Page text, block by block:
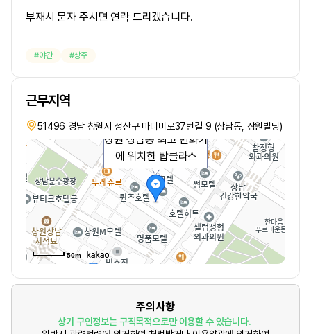
부재시 문자 주시면 연락 드리겠습니다.
야간 상주
근무지역
51496 경남 창원시 성산구 마디미로37번길 9 (상남동, 장원빌딩)
창원 상남동 최고 번화가
에 위치한 탑클라스
50m
주의사항
상기 구인정보는 구직목적으로만 이용할 수 있습니다.